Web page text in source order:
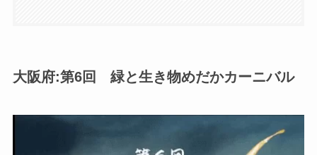
大阪府:第6回 緑と生き物めだかカーニバル